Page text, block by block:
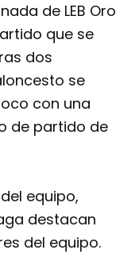
de LEB Oro
que se
dos
se
con una
de partido de
equipo,
destacan
del equipo.